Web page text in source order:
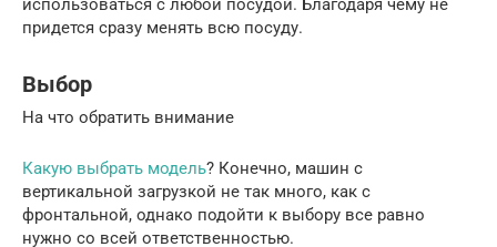
использоваться с любой посудой. Благодаря чему не
придется сразу менять всю посуду.
Выбор
На что обратить внимание
Какую выбрать модель? Конечно, машин с
вертикальной загрузкой не так много, как с
фронтальной, однако подойти к выбору все равно
нужно со всей ответственностью.